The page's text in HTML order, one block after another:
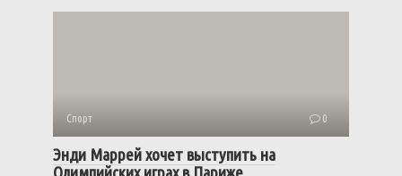
Спорт 0
Энди Маррей хочет выступить на
Олимпийских играх в Париже